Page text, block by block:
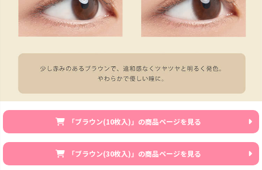
「ブラウン(10枚入)」の商品ページを見る
「ブラウン(30枚入)」の商品ページを見る